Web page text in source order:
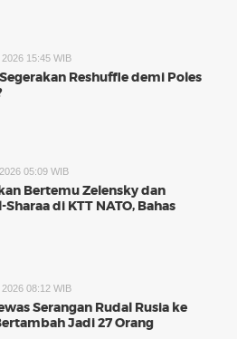
15:45 WIB
Reshuffle demi Poles
05:09 WIB
Bertemu Zelensky dan
di KTT NATO, Bahas
08:12 WIB
Serangan Rudal Rusia ke
Jadi 27 Orang